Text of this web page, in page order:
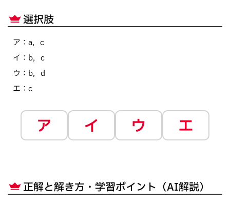
選択肢
ア ： a，c
イ ： b，c
ウ ： b，d
エ ： c
ア イ ウ エ
正解と解き方・学習ポイント（AI解説）